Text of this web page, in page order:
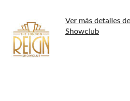
Ver más detalles
Showclub